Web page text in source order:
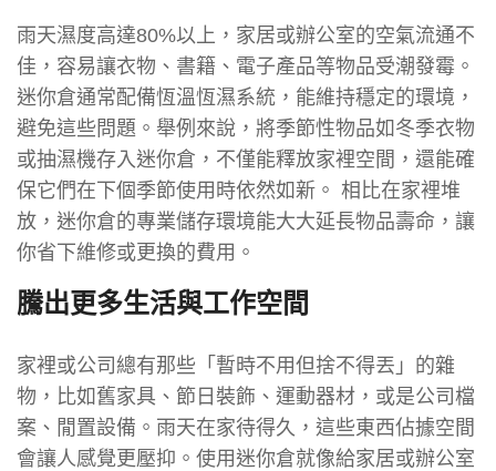
雨天濕度高達80%以上，家居或辦公室的空氣流通不
佳，容易讓衣物、書籍、電子產品等物品受潮發霉。
迷你倉通常配備恆溫恆濕系統，能維持穩定的環境，
避免這些問題。舉例來說，將季節性物品如冬季衣物
或抽濕機存入迷你倉，不僅能釋放家裡空間，還能確
保它們在下個季節使用時依然如新。 相比在家裡堆
放，迷你倉的專業儲存環境能大大延長物品壽命，讓
你省下維修或更換的費用。
騰出更多生活與工作空間
家裡或公司總有那些「暫時不用但捨不得丟」的雜
物，比如舊家具、節日裝飾、運動器材，或是公司檔
案、閒置設備。雨天在家待得久，這些東西佔據空間
會讓人感覺更壓抑。使用迷你倉就像給家居或辦公室